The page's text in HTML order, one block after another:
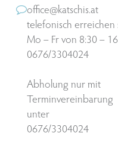
office@katschis.at
telefonisch erreichen
Mo – Fr von 8:30 –
0676/3304024
Abholung nur mit
Terminvereinbarung
unter
0676/3304024